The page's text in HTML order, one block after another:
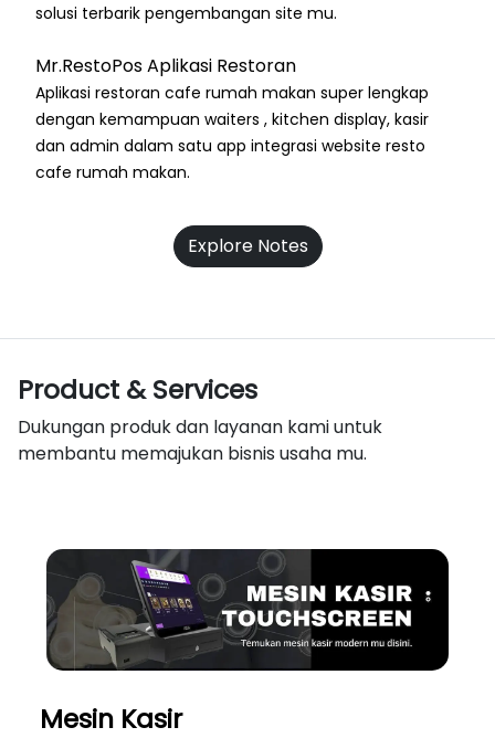
solusi terbarik pengembangan site mu.
Mr.RestoPos Aplikasi Restoran
Aplikasi restoran cafe rumah makan super lengkap
dengan kemampuan waiters , kitchen display, kasir
dan admin dalam satu app integrasi website resto
cafe rumah makan.
Explore Notes
Product & Services
Dukungan produk dan layanan kami untuk
membantu memajukan bisnis usaha mu.
Mesin Kasir